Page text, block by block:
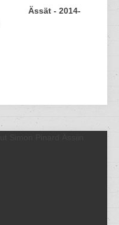
Ässät - 2014-